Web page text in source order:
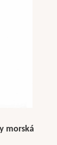
morská